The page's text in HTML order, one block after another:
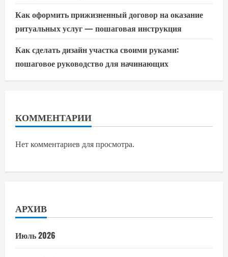
Как оформить прижизненный договор на оказание
ритуальных услуг — пошаговая инструкция
Как сделать дизайн участка своими руками:
пошаговое руководство для начинающих
КОММЕНТАРИИ
Нет комментариев для просмотра.
АРХИВ
Июль 2026